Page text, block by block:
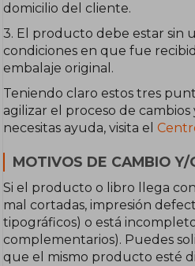
domicilio del cliente.
3. El producto debe estar sin
condiciones en que fue
embalaje original.
Teniendo claro estos tres
agilizar el proceso de cambios
necesitas ayuda, visita el
MOTIVOS DE CAMBIO Y/
Si el producto o libro llega
mal cortadas, impresión
tipográficos) o está
complementarios). Puedes
que el mismo producto esté